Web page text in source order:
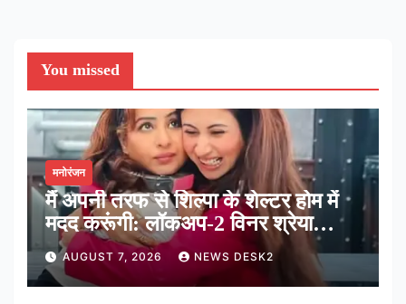
You missed
मनोरंजन
मैं अपनी तरफ से शिल्पा के शेल्टर होम में
मदद करूंगी: लॉकअप-2 विनर श्रेया
कालरा
AUGUST 7, 2026 NEWS DESK2